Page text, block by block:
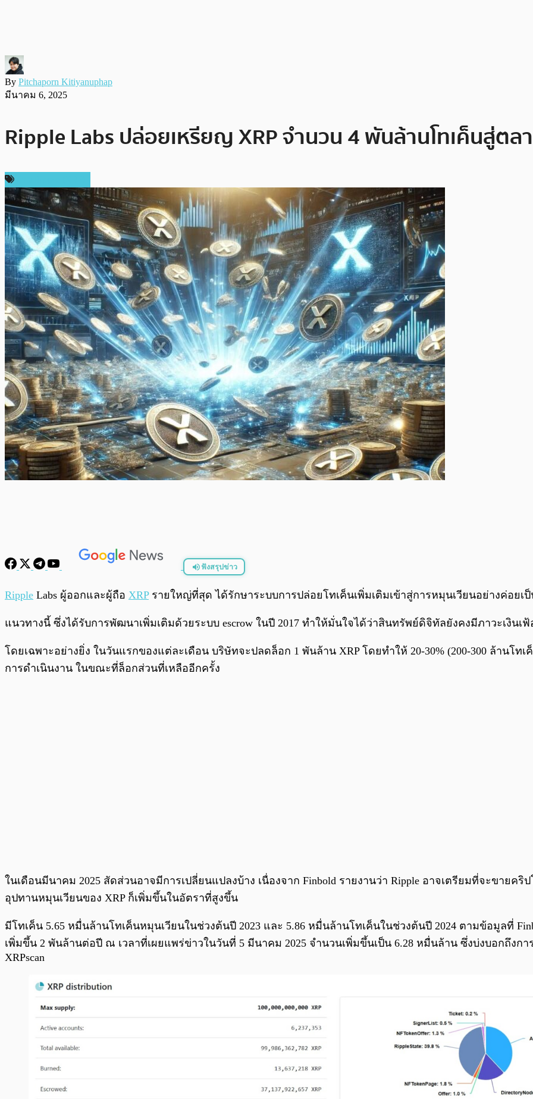
By Pitchaporn Kitiyanuphap
มีนาคม 6, 2025
Ripple Labs ปล่อยเหรียญ XRP จำนวน 4 พันล้านโทเค็นสู่ตล
ฟังสรุปข่าว
พร้อมเล่น
Ripple Labs ผู้ออกและผู้ถือ XRPรายใหญ่ที่สุด ได้รักษาระบบการปล่อยโทเค็นเพิ่มเติมเข้าสู่การหมุนเวียนอย่างค่อยเ
แนวทางนี้ ซึ่งได้รับการพัฒนาเพิ่มเติมด้วยระบบ escrow ในปี 2017 ทำให้มั่นใจได้ว่าสินทรัพย์ดิจิทัลยังคงมีภาวะเงินเ
โดยเฉพาะอย่างยิ่ง ในวันแรกของแต่ละเดือน บริษัทจะปลดล็อก 1 พันล้าน XRP โดยทำให้ 20-30% (200-300 ล้านโ
การดำเนินงาน ในขณะที่ล็อกส่วนที่เหลืออีกครั้ง
ในเดือนมีนาคม 2025 สัดส่วนอาจมีการเปลี่ยนแปลงบ้าง เนื่องจาก Finbold รายงานว่า Ripple อาจเตรียมที่จะขายค
อุปทานหมุนเวียนของ XRP ก็เพิ่มขึ้นในอัตราที่สูงขึ้น
มีโทเค็น 5.65 หมื่นล้านโทเค็นหมุนเวียนในช่วงต้นปี 2023 และ 5.86 หมื่นล้านโทเค็นในช่วงต้นปี 2024 ตามข้อมูลที่
เพิ่มขึ้น 2 พันล้านต่อปี ณ เวลาที่เผยแพร่ข่าวในวันที่ 5 มีนาคม 2025 จำนวนเพิ่มขึ้นเป็น 6.28 หมื่นล้าน ซึ่งบ่งบอกถึงก
XRPscan